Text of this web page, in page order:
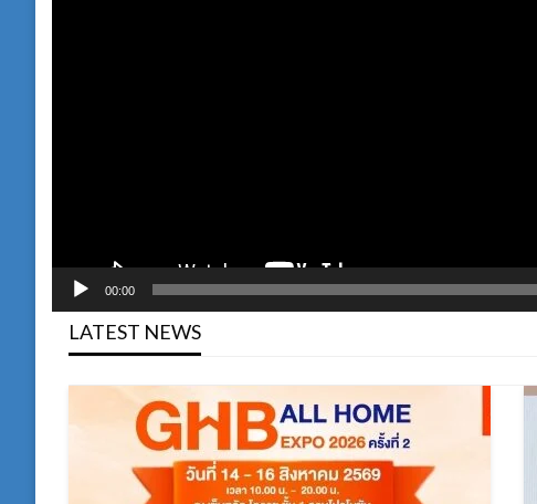
00:00
LATEST NEWS